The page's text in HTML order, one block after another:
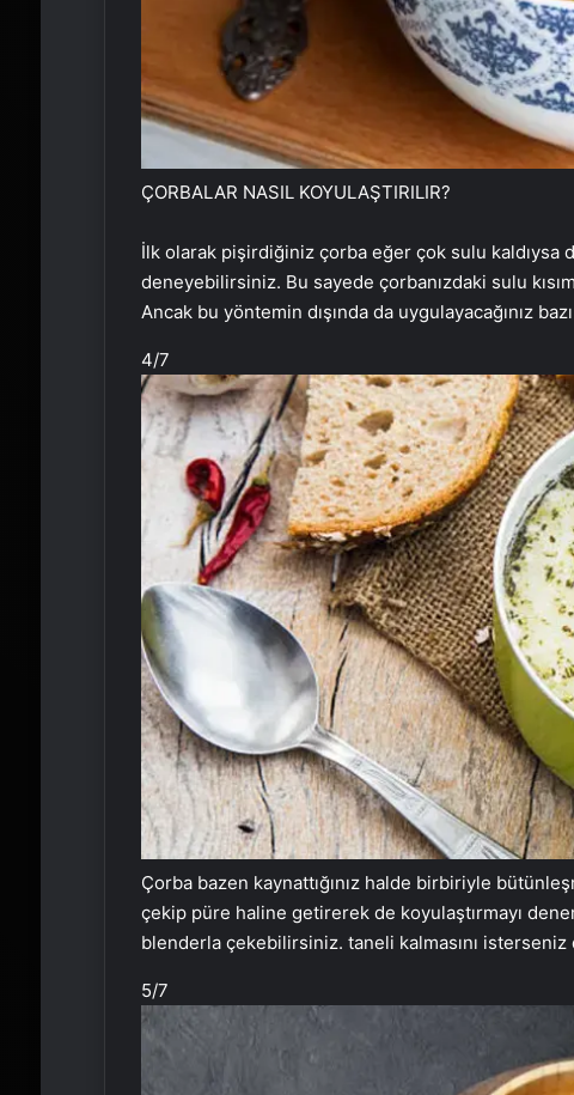
ÇORBALAR NASIL KOYULAŞTIRILIR?
İlk olarak pişirdiğiniz çorba eğer çok sulu kaldıysa
deneyebilirsiniz. Bu sayede çorbanızdaki sulu
Ancak bu yöntemin dışında da uygulayacağınız
4/7
Çorba bazen kaynattığınız halde birbiriyle
çekip püre haline getirerek de koyulaştırmayı
blenderla çekebilirsiniz. taneli kalmasını
5/7